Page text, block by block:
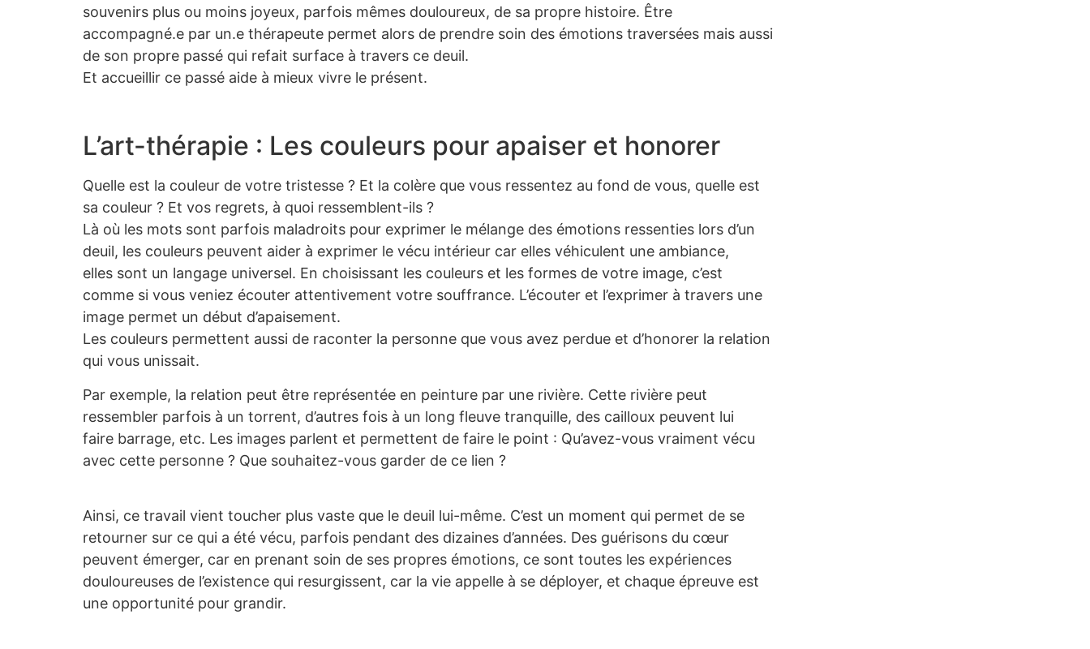
souvenirs plus ou moins joyeux, parfois mêmes douloureux, de sa propre histoire. Être
accompagné.e par un.e thérapeute permet alors de prendre soin des émotions traversées mais aussi
de son propre passé qui refait surface à travers ce deuil.
Et accueillir ce passé aide à mieux vivre le présent.
L’art-thérapie : Les couleurs pour apaiser et honorer
Quelle est la couleur de votre tristesse ? Et la colère que vous ressentez au fond de vous, quelle est
sa couleur ? Et vos regrets, à quoi ressemblent-ils ?
Là où les mots sont parfois maladroits pour exprimer le mélange des émotions ressenties lors d’un
deuil, les couleurs peuvent aider à exprimer le vécu intérieur car elles véhiculent une ambiance,
elles sont un langage universel. En choisissant les couleurs et les formes de votre image, c’est
comme si vous veniez écouter attentivement votre souffrance. L’écouter et l’exprimer à travers une
image permet un début d’apaisement.
Les couleurs permettent aussi de raconter la personne que vous avez perdue et d’honorer la relation
qui vous unissait.
Par exemple, la relation peut être représentée en peinture par une rivière. Cette rivière peut
ressembler parfois à un torrent, d’autres fois à un long fleuve tranquille, des cailloux peuvent lui
faire barrage, etc. Les images parlent et permettent de faire le point : Qu’avez-vous vraiment vécu
avec cette personne ? Que souhaitez-vous garder de ce lien ?
Ainsi, ce travail vient toucher plus vaste que le deuil lui-même. C’est un moment qui permet de se
retourner sur ce qui a été vécu, parfois pendant des dizaines d’années. Des guérisons du cœur
peuvent émerger, car en prenant soin de ses propres émotions, ce sont toutes les expériences
douloureuses de l’existence qui resurgissent, car la vie appelle à se déployer, et chaque épreuve est
une opportunité pour grandir.